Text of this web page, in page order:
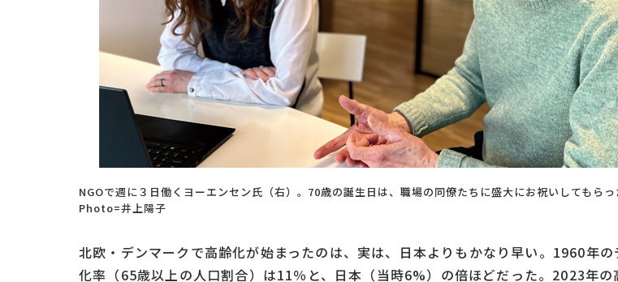
NGOで週に３日働くヨーエンセン氏（右）。70歳の誕生日は、職場の同僚たちに盛大にお祝いしてもらっ
Photo=井上陽子
北欧・デンマークで高齢化が始まったのは、実は、日本よりもかなり早い。1960年
化率（65歳以上の人口割合）は11％と、日本（当時6%）の倍ほどだった。2023年